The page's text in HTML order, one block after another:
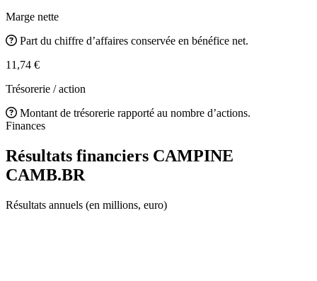
Marge nette
Part du chiffre d’affaires conservée en bénéfice net.
11,74 €
Trésorerie / action
Montant de trésorerie rapporté au nombre d’actions.
Finances
Résultats financiers CAMPINE
CAMB.BR
Résultats annuels (en millions, euro)